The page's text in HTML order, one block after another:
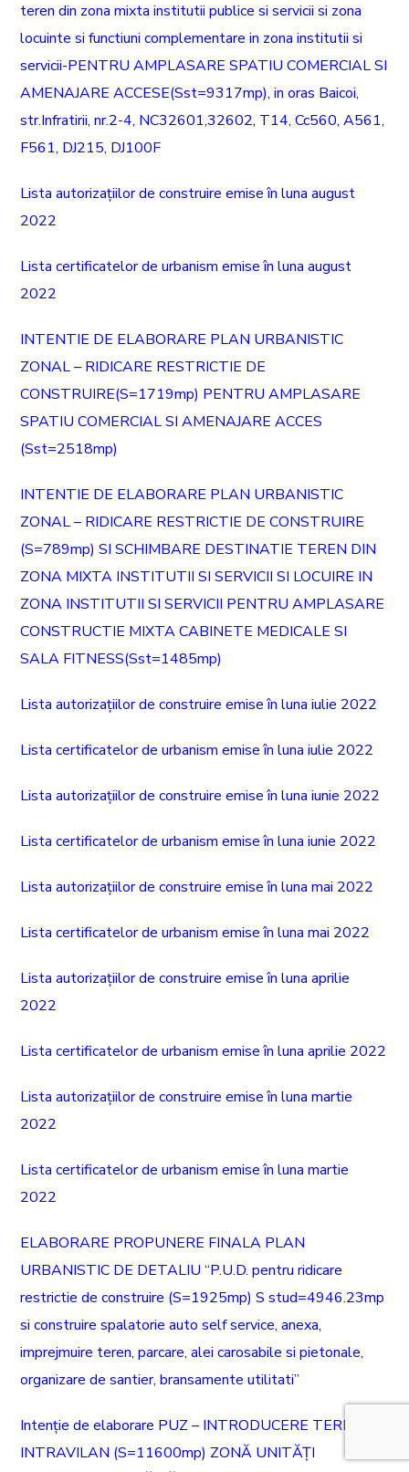
teren din zona mixta institutii publice si servicii si zona
locuinte si functiuni complementare in zona institutii si
servicii-PENTRU AMPLASARE SPATIU COMERCIAL SI
AMENAJARE ACCESE(Sst=9317mp), in oras Baicoi,
str.Infratirii, nr.2-4, NC32601,32602, T14, Cc560, A561,
F561, DJ215, DJ100F
Lista autorizațiilor de construire emise în luna august
2022
Lista certificatelor de urbanism emise în luna august
2022
INTENTIE DE ELABORARE PLAN URBANISTIC
ZONAL – RIDICARE RESTRICTIE DE
CONSTRUIRE(S=1719mp) PENTRU AMPLASARE
SPATIU COMERCIAL SI AMENAJARE ACCES
(Sst=2518mp)
INTENTIE DE ELABORARE PLAN URBANISTIC
ZONAL – RIDICARE RESTRICTIE DE CONSTRUIRE
(S=789mp) SI SCHIMBARE DESTINATIE TEREN DIN
ZONA MIXTA INSTITUTII SI SERVICII SI LOCUIRE IN
ZONA INSTITUTII SI SERVICII PENTRU AMPLASARE
CONSTRUCTIE MIXTA CABINETE MEDICALE SI
SALA FITNESS(Sst=1485mp)
Lista autorizațiilor de construire emise în luna iulie 2022
Lista certificatelor de urbanism emise în luna iulie 2022
Lista autorizațiilor de construire emise în luna iunie 2022
Lista certificatelor de urbanism emise în luna iunie 2022
Lista autorizațiilor de construire emise în luna mai 2022
Lista certificatelor de urbanism emise în luna mai 2022
Lista autorizațiilor de construire emise în luna aprilie
2022
Lista certificatelor de urbanism emise în luna aprilie 2022
Lista autorizațiilor de construire emise în luna martie
2022
Lista certificatelor de urbanism emise în luna martie
2022
ELABORARE PROPUNERE FINALA PLAN
URBANISTIC DE DETALIU “P.U.D. pentru ridicare
restrictie de construire (S=1925mp) S stud=4946.23mp
si construire spalatorie auto self service, anexa,
imprejmuire teren, parcare, alei carosabile si pietonale,
organizare de santier, bransamente utilitati”
Intenție de elaborare PUZ – INTRODUCERE TEREN ÎN
INTRAVILAN (S=11600mp) ZONĂ UNITĂȚI